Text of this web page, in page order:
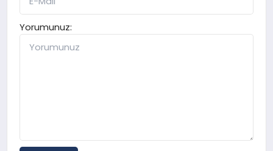
Yorumunuz: